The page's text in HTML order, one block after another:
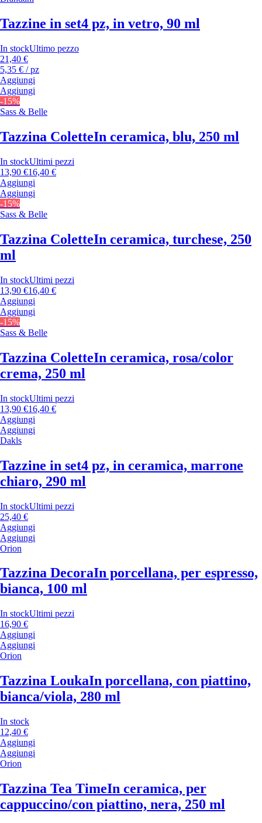
Tazzine in set4 pz, in vetro, 90 ml
In stockUltimo pezzo
21,40 €
5,35 € / pz
Aggiungi
Aggiungi
-15%
Sass & Belle
Tazzina ColetteIn ceramica, blu, 250 ml
In stockUltimi pezzi
13,90 €16,40 €
Aggiungi
Aggiungi
-15%
Sass & Belle
Tazzina ColetteIn ceramica, turchese, 250
ml
In stockUltimi pezzi
13,90 €16,40 €
Aggiungi
Aggiungi
-15%
Sass & Belle
Tazzina ColetteIn ceramica, rosa/color
crema, 250 ml
In stockUltimi pezzi
13,90 €16,40 €
Aggiungi
Aggiungi
Dakls
Tazzine in set4 pz, in ceramica, marrone
chiaro, 290 ml
In stockUltimi pezzi
25,40 €
Aggiungi
Aggiungi
Orion
Tazzina DecoraIn porcellana, per espresso,
bianca, 100 ml
In stockUltimi pezzi
16,90 €
Aggiungi
Aggiungi
Orion
Tazzina LoukaIn porcellana, con piattino,
bianca/viola, 280 ml
In stock
12,40 €
Aggiungi
Aggiungi
Orion
Tazzina Tea TimeIn ceramica, per
cappuccino/con piattino, nera, 250 ml